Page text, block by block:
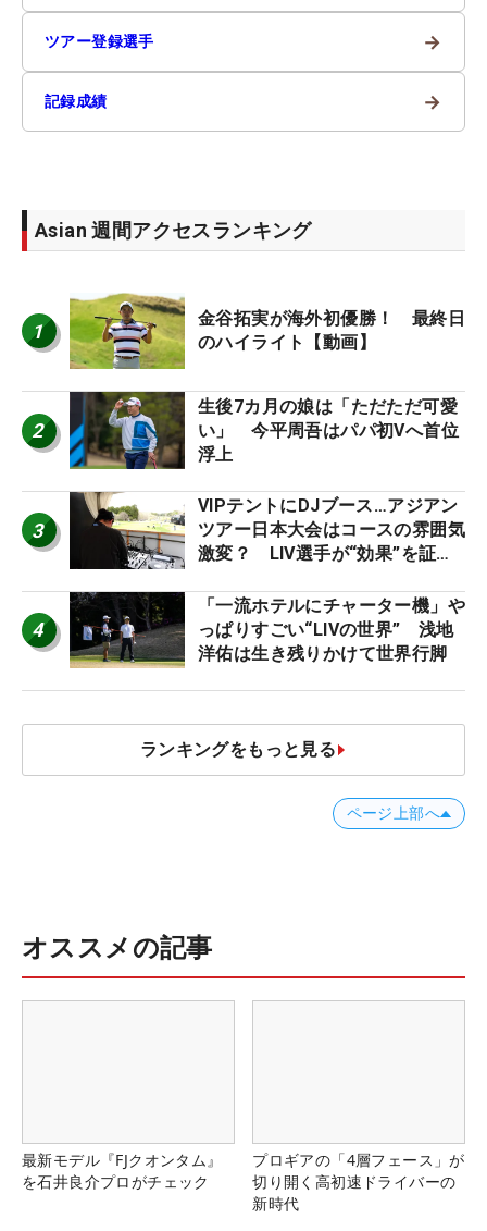
ツアー登録選手 →
記録成績 →
Asian 週間アクセスランキング
1
金谷拓実が海外初優勝！ 最終日
のハイライト【動画】
2
生後7カ月の娘は「ただただ可愛
い」 今平周吾はパパ初Vへ首位
浮上
3
VIPテントにDJブース…アジアン
ツアー日本大会はコースの雰囲気
激変？ LIV選手が“効果”を証言
4
「一流ホテルにチャーター機」や
っぱりすごい“LIVの世界” 浅地
洋佑は生き残りかけて世界行脚
ランキングをもっと見る
ページ上部へ
オススメの記事
最新モデル『FJクオンタム』
を石井良介プロがチェック
プロギアの「4層フェース」が
切り開く高初速ドライバーの
新時代